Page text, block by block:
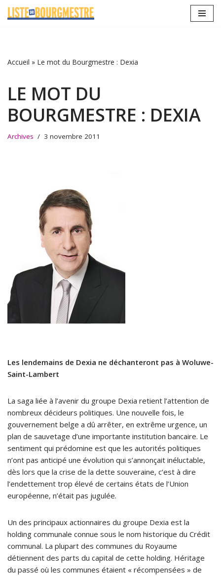
Accueil » Le mot du Bourgmestre : Dexia
LE MOT DU
BOURGMESTRE : DEXIA
Archives 3 novembre 2011
Les lendemains de Dexia ne déchanteront pas à Woluwe-
Saint-Lambert
La saga liée à l’avenir du groupe Dexia retient l’attention de
nombreux décideurs politiques. Une nouvelle fois, le
gouvernement belge a dû arrêter, en extrême urgence, un
plan de sauvetage d’une importante institution bancaire. Le
sentiment qui prédomine est que les autorités politiques
n’ont pas anticipé une évolution qui s’annonçait inéluctable,
dès lors que la crise de la dette souveraine, c’est à dire
l’endettement trop élevé de certains états de l’Union
européenne, n’était pas jugulée.
Un des principaux actionnaires du groupe Dexia est la
holding communale connue sous le nom historique du Crédit
communal. La plupart des communes du Royaume
détiennent des parts du capital de cette holding. Héritage
du passé où les communes étaient « récompensées » de